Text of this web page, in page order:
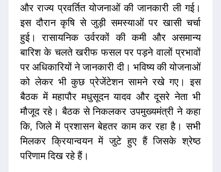
और राज्य प्रवर्तित योजनाओं की जानकारी ली गई।
इस दौरान कृषि से जुड़ी समस्याओं पर खासी चर्चा
हुई। रासायनिक उर्वरकों की कमी और असमान्य
बारिश के चलते खरीफ फसल पर पड़ने वालों प्रभावों
पर अधिकारियों ने जानकारी दी। भविष्य की योजनाओं
को लेकर भी कुछ प्रेजेंटेशन सामने रखे गए। इस
बैठक में महापौर मधुसूदन यादव और दूसरे नेता भी
मौजूद रहे। बैठक से निकलकर उपमुख्यमंत्री ने कहा
कि, जिले में प्रशासन बेहतर काम कर रहा है। सभी
मिलकर क्रियान्वयन में जुटे हुए हैं जिसके श्रेष्ठ
परिणाम दिख रहे हैं।